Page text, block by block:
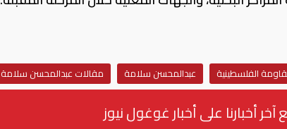
الفلسطينية عبدالمحسن سلامة مقالات عبدالمحسن سلامة
آخر أخبارنا على أخبار غوغول نيوز